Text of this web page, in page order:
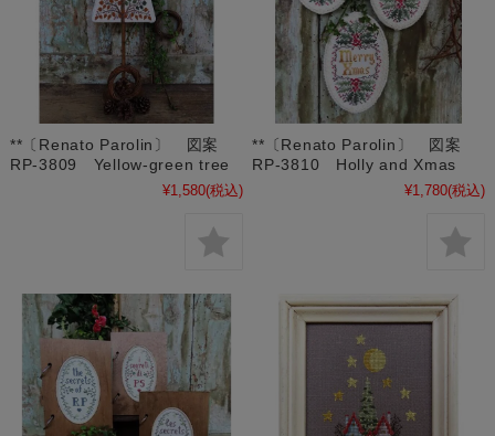
**〔Renato Parolin〕 図案
RP-3809 Yellow-green tree
¥1,580(税込)
**〔Renato Parolin〕 図案
RP-3810 Holly and Xmas
¥1,780(税込)